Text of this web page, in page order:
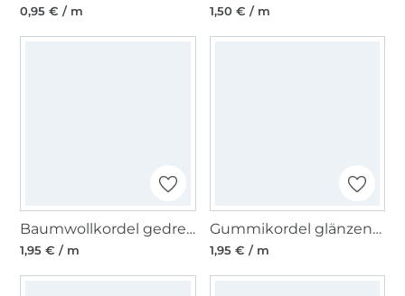
0,95 € / m 1,50 € / m
Baumwollkordel gedreht, 8 mm, violett
1,95 € / m
Gummikordel glänzend, dunkelblau
1,95 € / m